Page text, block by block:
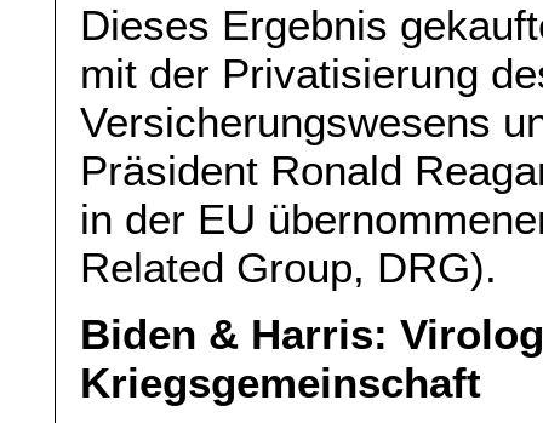
Dieses Ergebnis
mit der Privatisierung
Versicherungswesens
Präsident Ronald
in der EU
Related Group, DRG).
Biden & Harris:
Kriegsgemeinschaft